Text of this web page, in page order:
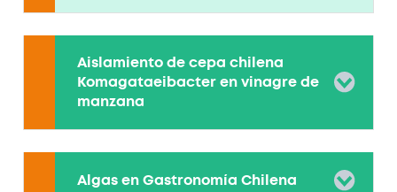
Aislamiento de cepa chilena
Komagataeibacter en vinagre de
manzana
Algas en Gastronomía Chilena